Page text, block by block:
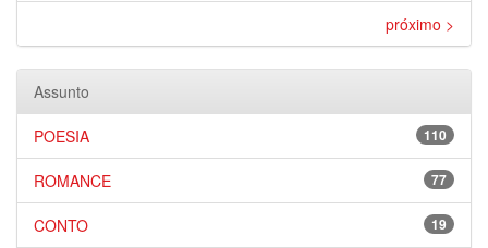
próximo >
Assunto
110
POESIA
77
ROMANCE
19
CONTO